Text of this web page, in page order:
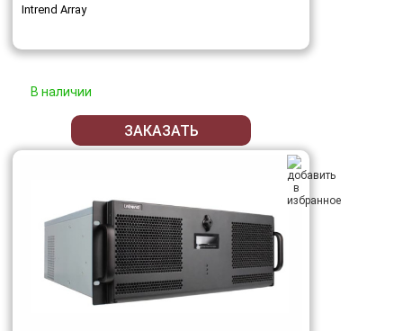
Intrend Array
В наличии
ЗАКАЗАТЬ